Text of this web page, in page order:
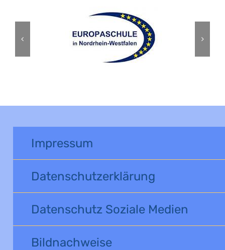
Impressum
Datenschutzerklärung
Datenschutz Soziale Medien
Bildnachweise